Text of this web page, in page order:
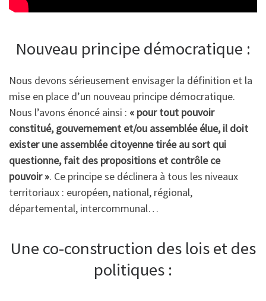
Nouveau principe démocratique :
Nous devons sérieusement envisager la définition et la
mise en place d’un nouveau principe démocratique.
Nous l’avons énoncé ainsi : « pour tout pouvoir
constitué, gouvernement et/ou assemblée élue, il doit
exister une assemblée citoyenne tirée au sort qui
questionne, fait des propositions et contrôle ce
pouvoir ». Ce principe se déclinera à tous les niveaux
territoriaux : européen, national, régional,
départemental, intercommunal…
Une co-construction des lois et des
politiques :